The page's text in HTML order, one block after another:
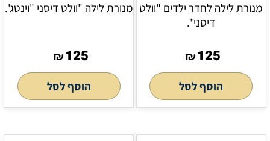
מנורת לילה לחדר ילדים "וולט
דיסני".
₪125
הוסף לסל
מנורת לילה "וולט דיסני "וינטג'.
₪125
הוסף לסל